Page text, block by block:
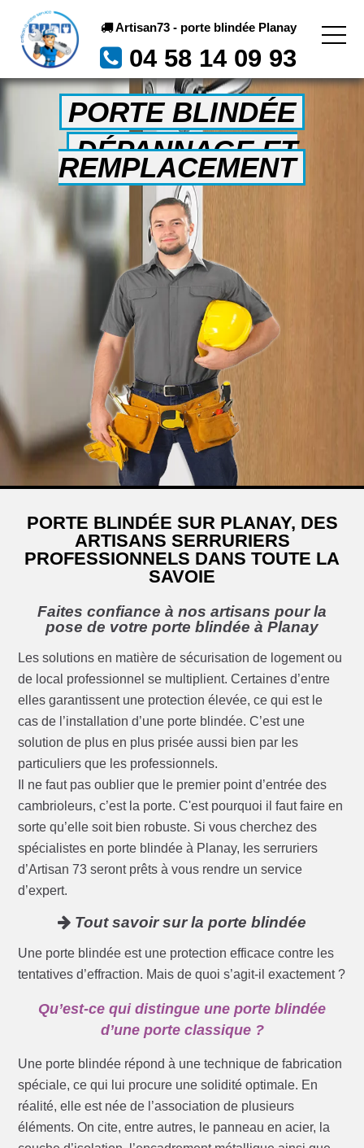
Artisan73 - porte blindée Planay
04 58 14 09 93
PORTE BLINDÉE
DÉPANNAGE ET
REMPLACEMENT
PORTE BLINDÉE SUR PLANAY, DES
ARTISANS SERRURIERS
PROFESSIONNELS DANS TOUTE LA
SAVOIE
Faites confiance à nos artisans pour la
pose de votre porte blindée à Planay
Les solutions en matière de sécurisation de logement ou
de local professionnel se multiplient. Certaines d’entre
elles garantissent une protection élevée, ce qui est le
cas de l’installation d’une porte blindée. C’est une
solution de plus en plus prisée aussi bien par les
particuliers que les professionnels.
Il ne faut pas oublier que le premier point d’entrée des
cambrioleurs, c’est la porte. C'est pourquoi il faut faire en
sorte qu’elle soit bien robuste. Si vous cherchez des
spécialistes en porte blindée à Planay, les serruriers
d’Artisan 73 seront prêts à vous rendre un service
d’expert.
Tout savoir sur la porte blindée
Une porte blindée est une protection efficace contre les
tentatives d’effraction. Mais de quoi s’agit-il exactement ?
Qu’est-ce qui distingue une porte blindée
d’une porte classique ?
Une porte blindée répond à une technique de fabrication
spéciale, ce qui lui procure une solidité optimale. En
réalité, elle est née de l’association de plusieurs
éléments. On cite, entre autres, le panneau en acier, la